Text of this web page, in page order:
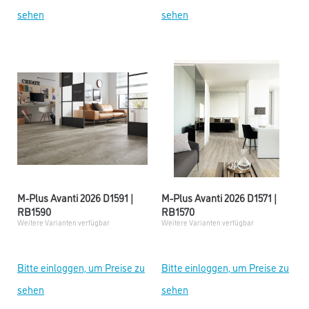
sehen
sehen
M-Plus Avanti 2026 D1591 |
RB1590
Weitere Varianten verfügbar
Bitte einloggen, um Preise zu
sehen
M-Plus Avanti 2026 D1571 |
RB1570
Weitere Varianten verfügbar
Bitte einloggen, um Preise zu
sehen